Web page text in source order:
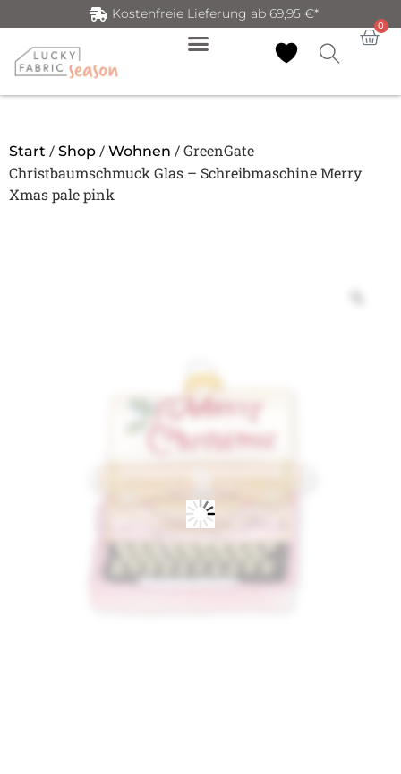
Kostenfreie Lieferung ab 69,95 €*
0
Start / Shop / Wohnen / GreenGate
Christbaumschmuck Glas – Schreibmaschine Merry
Xmas pale pink